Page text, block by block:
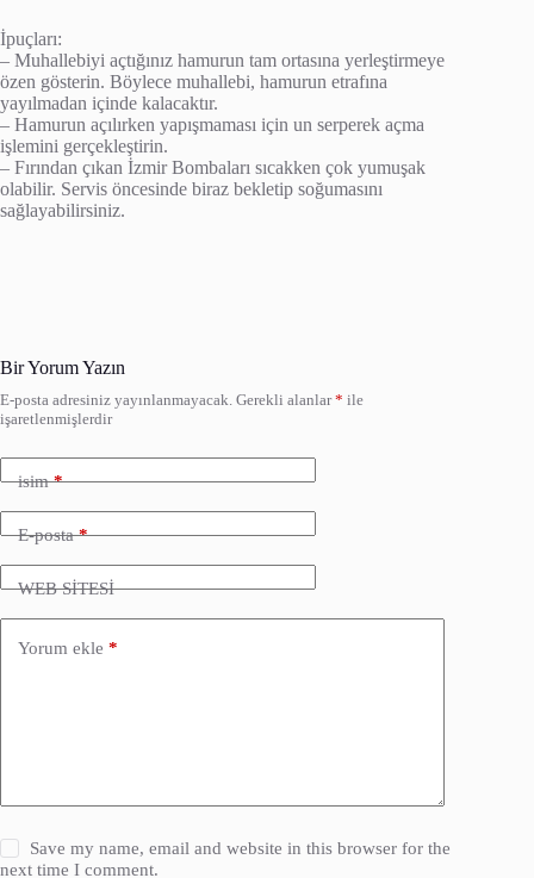
İpuçları:
– Muhallebiyi açtığınız hamurun tam ortasına yerleştirmeye
özen gösterin. Böylece muhallebi, hamurun etrafına
yayılmadan içinde kalacaktır.
– Hamurun açılırken yapışmaması için un serperek açma
işlemini gerçekleştirin.
– Fırından çıkan İzmir Bombaları sıcakken çok yumuşak
olabilir. Servis öncesinde biraz bekletip soğumasını
sağlayabilirsiniz.
Bir Yorum Yazın
E-posta adresiniz yayınlanmayacak. Gerekli alanlar* ile
işaretlenmişlerdir
isim*
E-posta*
WEB SİTESİ
Yorum ekle *
Save my name, email and website in this browser for the
next time I comment.